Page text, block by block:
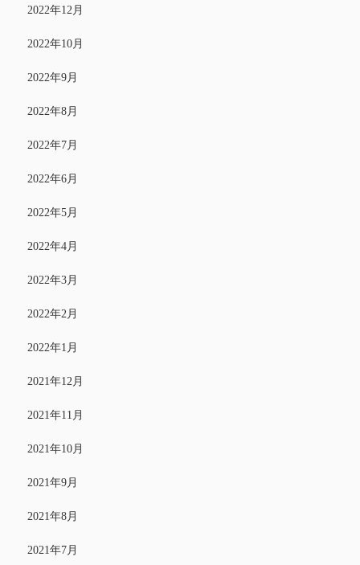
2022年12月
2022年10月
2022年9月
2022年8月
2022年7月
2022年6月
2022年5月
2022年4月
2022年3月
2022年2月
2022年1月
2021年12月
2021年11月
2021年10月
2021年9月
2021年8月
2021年7月